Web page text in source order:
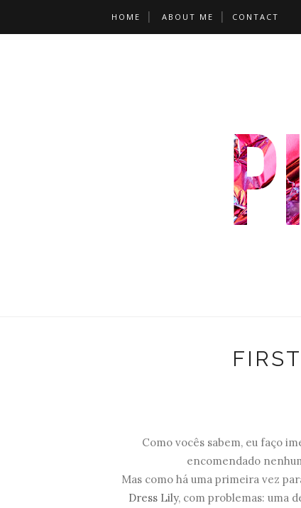
HOME ABOUT ME CONTACT
Como vocês sabem, eu faço
encomendado
Mas como há uma primeira vez
Dress Lily, com problemas: uma